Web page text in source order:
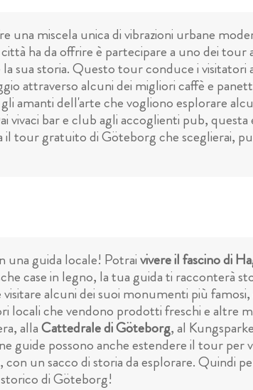
una miscela unica di vibrazioni urbane
ha da offrire è partecipare a uno dei tour
sua storia. Questo tour conduce i visitatori
attraverso alcuni dei migliori caffè e
amanti dell'arte che vogliono esplorare
vivaci bar e club agli accoglienti pub, questa
tour gratuito di Göteborg che sceglierai,
una guida locale! Potraivivere il fascino di
case in legno, la tua guida ti racconterà
alcuni dei suoi monumenti più
locali che vendono prodotti freschi e altre
allaCattedrale di Göteborg, al
guide possono anche estendere il tour per
un sacco di storia da esplorare. Quindi
di Göteborg!